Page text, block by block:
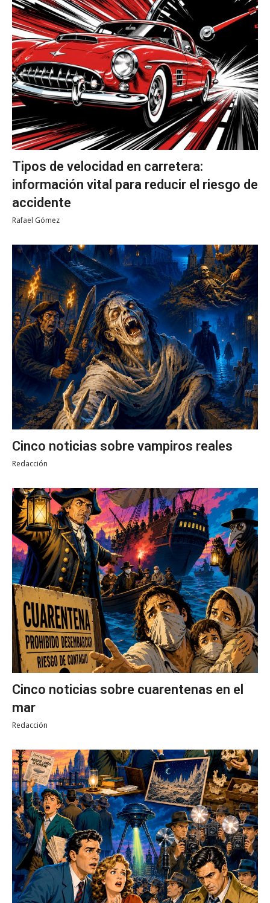
Tipos de velocidad en carretera:
información vital para reducir el riesgo de
accidente
Rafael Gómez
Cinco noticias sobre vampiros reales
Redacción
Cinco noticias sobre cuarentenas en el
mar
Redacción